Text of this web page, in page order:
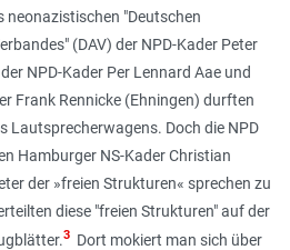
neonazistischen "Deutschen
(DAV) der NPD-Kader Peter
NPD-Kader Per Lennard Aae und
Frank Rennicke (Ehningen) durften
Lautsprecherwagens. Doch die NPD
Hamburger NS-Kader Christian
der »freien Strukturen« sprechen zu
diese "freien Strukturen" auf der
3Dort mokiert man sich über